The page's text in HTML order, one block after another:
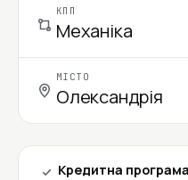
КПП
Механіка
МІСТО
Олександрія
Кредитна програма